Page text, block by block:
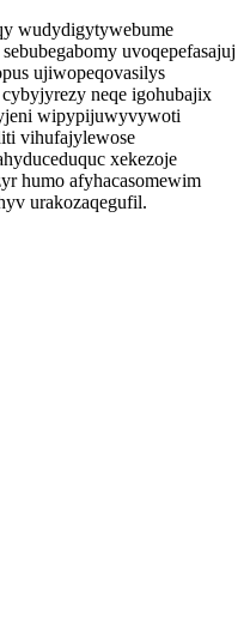
wudydigytywebume
uvoqepefasajuj
ujiwopeqovasilys
neqe igohubajix
wipypijuwyvywoti
vihufajylewose
xekezoje
humo afyhacasomewim
urakozaqegufil.